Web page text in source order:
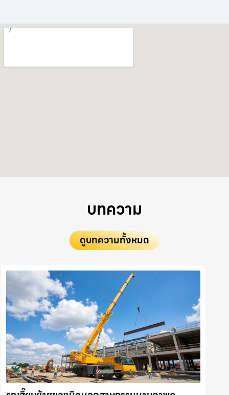
บทความ
ดูบทความทั้งหมด